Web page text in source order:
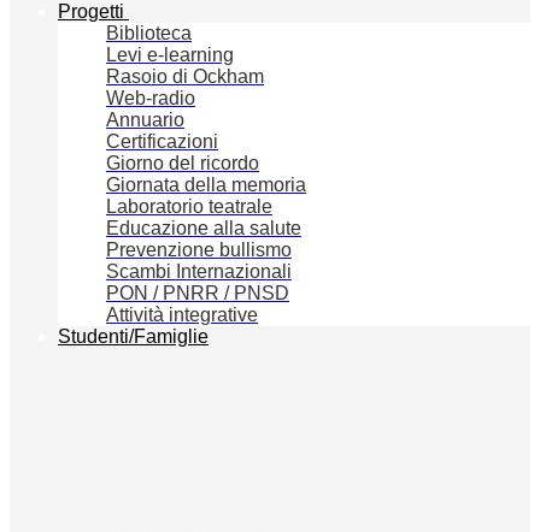
Progetti
Biblioteca
Levi e-learning
Rasoio di Ockham
Web-radio
Annuario
Certificazioni
Giorno del ricordo
Giornata della memoria
Laboratorio teatrale
Educazione alla salute
Prevenzione bullismo
Scambi Internazionali
PON / PNRR / PNSD
Attività integrative
Studenti/Famiglie